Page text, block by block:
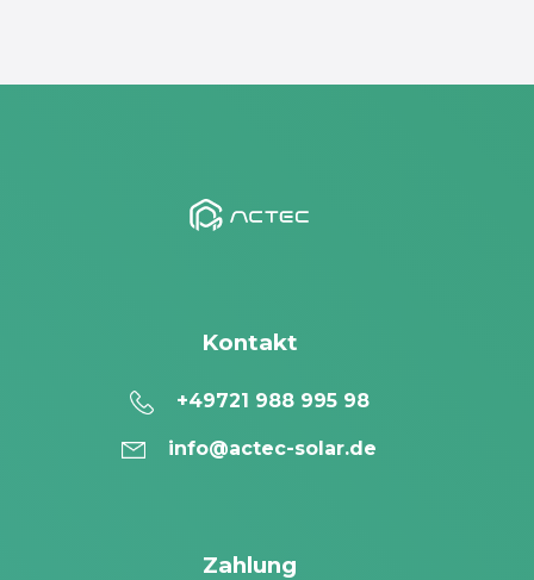
Kontakt
+49721 988 995 98
info@actec-solar.de
Zahlung